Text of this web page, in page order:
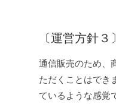
〔運営方針３〕
通信販売のため、
ただくことはでき
ているような感覚